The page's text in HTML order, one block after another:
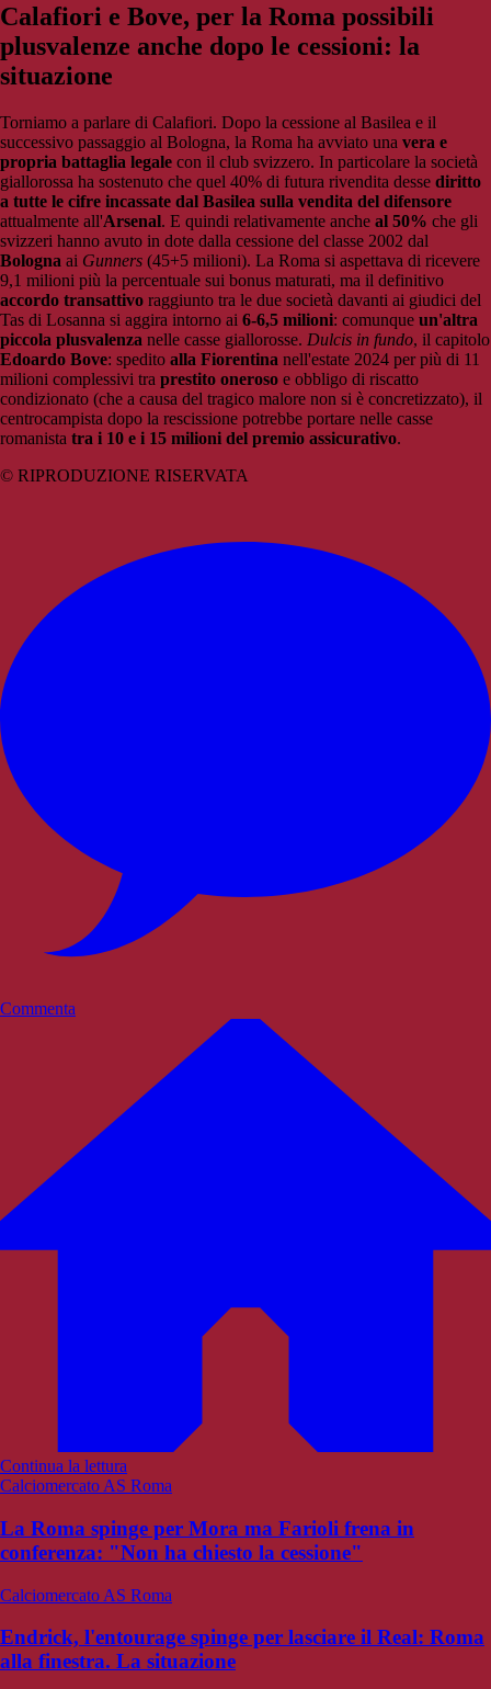
Calafiori e Bove, per la Roma possibili
plusvalenze anche dopo le cessioni: la
situazione
Torniamo a parlare di Calafiori. Dopo la cessione al Basilea e il
successivo passaggio al Bologna, la Roma ha avviato una vera e
propria battaglia legale con il club svizzero. In particolare la società
giallorossa ha sostenuto che quel 40% di futura rivendita desse diritto
a tutte le cifre incassate dal Basilea sulla vendita del difensore
attualmente all'Arsenal. E quindi relativamente anche al 50% che gli
svizzeri hanno avuto in dote dalla cessione del classe 2002 dal
Bologna ai Gunners (45+5 milioni). La Roma si aspettava di ricevere
9,1 milioni più la percentuale sui bonus maturati, ma il definitivo
accordo transattivo raggiunto tra le due società davanti ai giudici del
Tas di Losanna si aggira intorno ai 6-6,5 milioni: comunque un'altra
piccola plusvalenza nelle casse giallorosse. Dulcis in fundo, il capitolo
Edoardo Bove: spedito alla Fiorentina nell'estate 2024 per più di 11
milioni complessivi tra prestito oneroso e obbligo di riscatto
condizionato (che a causa del tragico malore non si è concretizzato), il
centrocampista dopo la rescissione potrebbe portare nelle casse
romanista tra i 10 e i 15 milioni del premio assicurativo.
© RIPRODUZIONE RISERVATA
Commenta
Continua la lettura
Calciomercato AS Roma
La Roma spinge per Mora ma Farioli frena in
conferenza: "Non ha chiesto la cessione"
Calciomercato AS Roma
Endrick, l'entourage spinge per lasciare il Real: Roma
alla finestra. La situazione